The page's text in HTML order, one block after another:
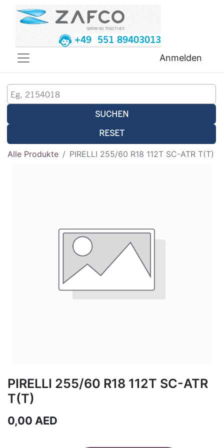
+49 551 89403013
Anmelden
SUCHEN
RESET
Alle Produkte PIRELLI 255/60 R18 112T SC-ATR T(T)
PIRELLI 255/60 R18 112T SC-ATR
T(T)
0,00 AED